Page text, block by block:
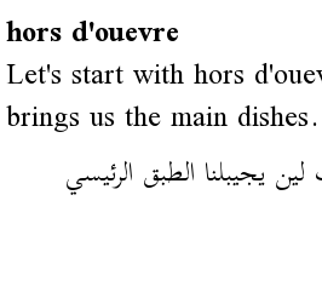
hors d'ouevre
Let's start with hors
brings us the main dishes.
يجيبلنا الطبق الرئيسي